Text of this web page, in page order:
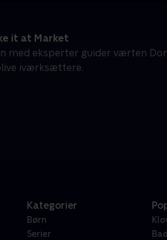
it at Market
med eksperter guider værten
iværksættere.
Kategorier
Børn
Serier